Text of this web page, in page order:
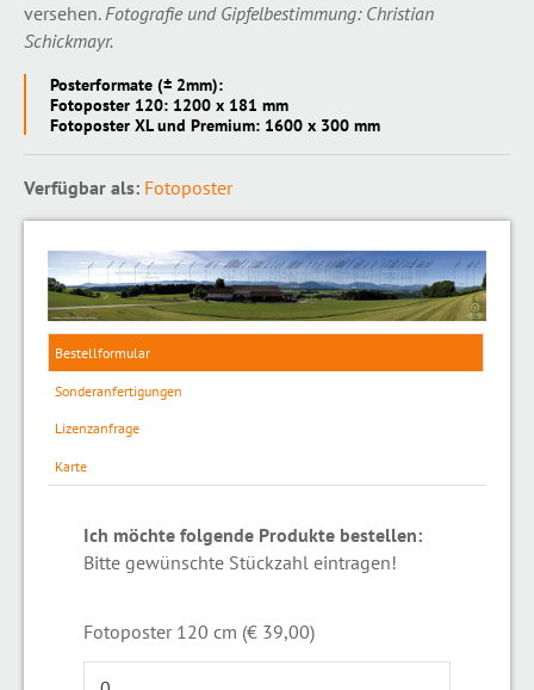
versehen.Fotografie und Gipfelbestimmung: Christian
Schickmayr.
Posterformate (± 2mm):
Fotoposter 120: 1200 x 181 mm
Fotoposter XL und Premium: 1600 x 300 mm
Verfügbar als: Fotoposter
Bestellformular
Sonderanfertigungen
Lizenzanfrage
Karte
Ich möchte folgende Produkte bestellen:
Bitte gewünschte Stückzahl eintragen!
Fotoposter 120 cm (€ 39,00)